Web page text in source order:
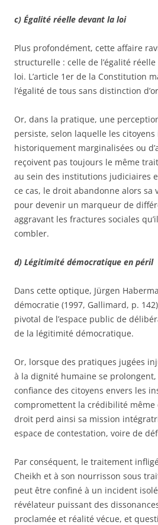
c) Égalité réelle devant la loi
Plus profondément, cette affaire
structurelle : celle de l’égalité
loi. L’article 1er de la Constitution
l’égalité de tous sans distinction
Or, dans la pratique, une
persiste, selon laquelle les
historiquement marginalisées ou
reçoivent pas toujours le même
au sein des institutions judiciaires
ce cas, le droit abandonne alors sa
pour devenir un marqueur de
aggravant les fractures sociales
combler.
d) Légitimité démocratique en péril
Dans cette optique, Jürgen
démocratie (1997, Gallimard, p.
pivotal de l’espace public de
de la légitimité démocratique.
Or, lorsque des pratiques jugées
à la dignité humaine se
confiance des citoyens envers les
compromettent la crédibilité même
droit perd ainsi sa mission
espace de contestation, voire de
Par conséquent, le traitement
Cheikh et à son nourrisson sous
peut être confiné à un incident
révélateur puissant des
proclamée et réalité vécue, et